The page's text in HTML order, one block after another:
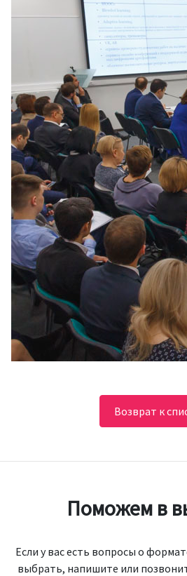
Возврат к
Поможем в
Если у вас есть вопросы о
выбрать, напишите или